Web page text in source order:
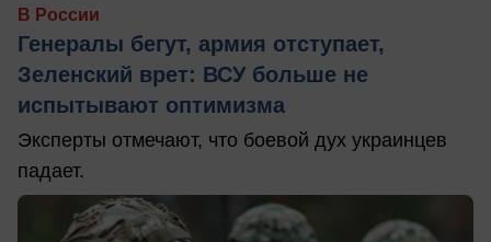
В России
Генералы бегут, армия отступает,
Зеленский врет: ВСУ больше не
испытывают оптимизма
Эксперты отмечают, что боевой дух украинцев
падает.